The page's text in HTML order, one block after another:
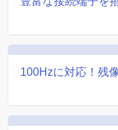
100Hzに対応！残